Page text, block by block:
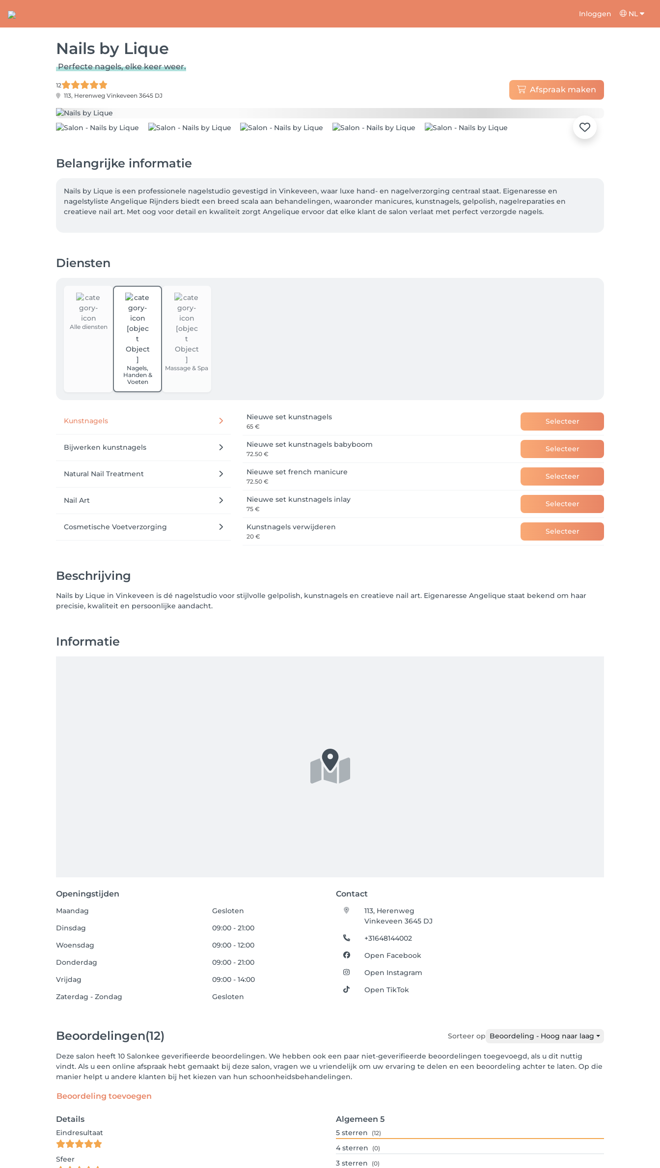
Inloggen NL
Nails by Lique
Perfecte nagels, elke keer weer.
12
113, Herenweg Vinkeveen 3645 DJ
Afspraak maken
Belangrijke informatie
​Nails by Lique is een professionele nagelstudio gevestigd in Vinkeveen, waar luxe hand- en nagelverzorging centraal staat. Eigenaresse en
nagelstyliste Angelique Rijnders biedt een breed scala aan behandelingen, waaronder manicures, kunstnagels, gelpolish, nagelreparaties en
creatieve nail art. Met oog voor detail en kwaliteit zorgt Angelique ervoor dat elke klant de salon verlaat met perfect verzorgde nagels.​
Diensten
Alle diensten
Nagels,
Handen &
Voeten
Massage & Spa
Kunstnagels
Bijwerken kunstnagels
Natural Nail Treatment
Nail Art
Cosmetische Voetverzorging
Nieuwe set kunstnagels
65 €
Selecteer
Nieuwe set kunstnagels babyboom
72.50 €
Selecteer
Nieuwe set french manicure
72.50 €
Selecteer
Nieuwe set kunstnagels inlay
75 €
Selecteer
Kunstnagels verwijderen
20 €
Selecteer
Beschrijving
Nails by Lique in Vinkeveen is dé nagelstudio voor stijlvolle gelpolish, kunstnagels en creatieve nail art. Eigenaresse Angelique staat bekend om haar
precisie, kwaliteit en persoonlijke aandacht.
Informatie
Openingstijden Contact
Maandag
Gesloten
Dinsdag
09:00 - 21:00
Woensdag
09:00 - 12:00
Donderdag
09:00 - 21:00
Vrijdag
09:00 - 14:00
Zaterdag - Zondag
Gesloten
113, Herenweg
Vinkeveen 3645 DJ
+31648144002
Open Facebook
Open Instagram
Open TikTok
Beoordelingen(12) Sorteer op Beoordeling - Hoog naar laag
Deze salon heeft 10 Salonkee geverifieerde beoordelingen. We hebben ook een paar niet-geverifieerde beoordelingen toegevoegd, als u dit nuttig
vindt. Als u een online afspraak hebt gemaakt bij deze salon, vragen we u vriendelijk om uw ervaring te delen en een beoordeling achter te laten. Op die
manier helpt u andere klanten bij het kiezen van hun schoonheidsbehandelingen.
Beoordeling toevoegen
Details
Eindresultaat
Sfeer
Algemeen 5
5 sterren (12)
4 sterren (0)
3 sterren (0)